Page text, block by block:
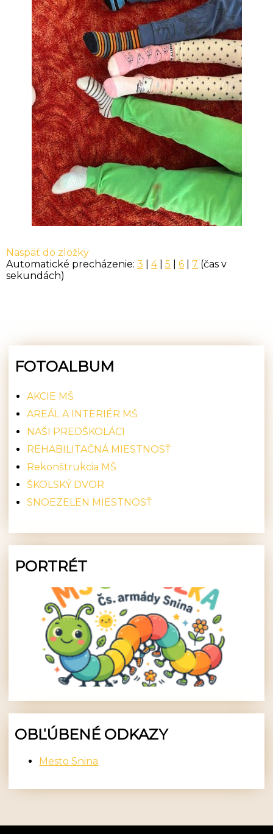
Naspäť do zložky
Automatické precházenie: 3 4| 5 6 7 (čas v
sekundách)
FOTOALBUM
AKCIE MŠ
AREÁL A INTERIÉR MŠ
NAŠI PREDŠKOLÁCI
REHABILITAČNÁ MIESTNOSŤ
Rekonštrukcia MŠ
ŠKOLSKÝ DVOR
SNOEZELEN MIESTNOSŤ
PORTRÉT
OBĽÚBENÉ ODKAZY
Mesto Snina